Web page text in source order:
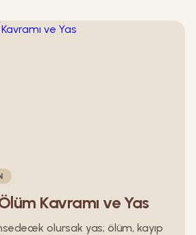
Kavramı ve Yas
olursak yas; ölüm, kayıp